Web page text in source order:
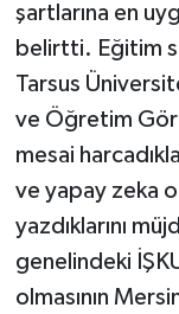
şartlarına en
belirtti. Eğitim
Tarsus
ve Öğretim
mesai
ve yapay zeka
yazdıklarını
genelindeki
olmasının